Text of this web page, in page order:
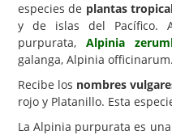
Animales
Hongos
Carencias
Fotos
Flores y Plantas
especies de plantas
y de islas del Pacífico.
purpurata, Alpinia
galanga, Alpinia officinarum.
Recibe los nombres
rojo y Platanillo. Esta
La Alpinia purpurata es una